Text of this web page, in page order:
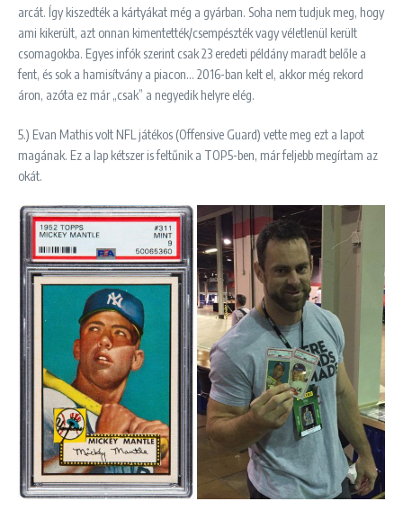
arcát. Így kiszedték a kártyákat még a gyárban. Soha nem tudjuk meg, hogy
ami kikerült, azt onnan kimentették/csempészték vagy véletlenül került
csomagokba. Egyes infók szerint csak 23 eredeti példány maradt belőle a
fent, és sok a hamisítvány a piacon… 2016-ban kelt el, akkor még rekord
áron, azóta ez már „csak” a negyedik helyre elég.
5.) Evan Mathis volt NFL játékos (Offensive Guard) vette meg ezt a lapot
magának. Ez a lap kétszer is feltűnik a TOP5-ben, már feljebb megírtam az
okát.